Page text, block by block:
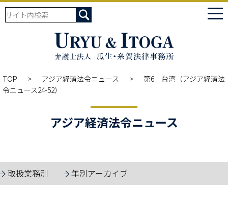
TOP アジア経済法令ニュース
第6 台湾（アジア経済法
令ニュース24-52）
アジア経済法令ニュース
取扱業務別 年別アーカイブ